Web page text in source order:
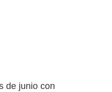
de junio con